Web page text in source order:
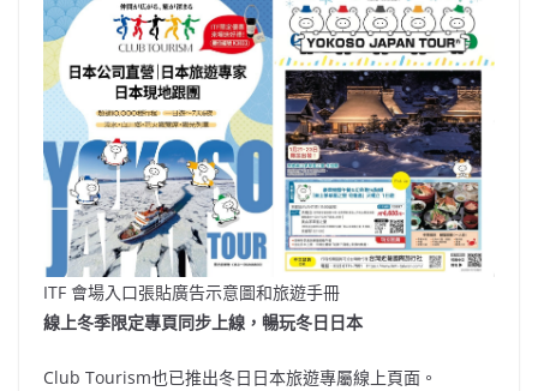
ITF 會場入口張貼廣告示意圖和旅遊手冊
線上冬季限定專頁同步上線，暢玩冬日日本
Club Tourism也已推出冬日日本旅遊專屬線上頁面。